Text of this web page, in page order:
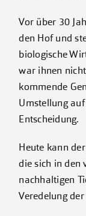
Vor über 30
den Hof und
biologische
war ihnen
kommende
Umstellung
Entscheidung.
Heute kann
die sich in den
nachhaltigen
Veredelung